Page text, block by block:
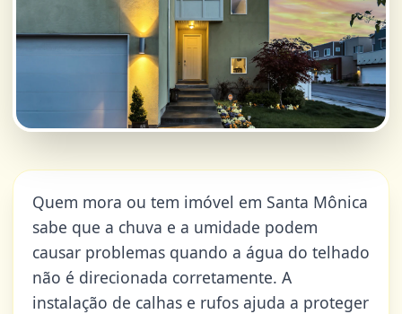
Quem mora ou tem imóvel em Santa Mônica
sabe que a chuva e a umidade podem
causar problemas quando a água do telhado
não é direcionada corretamente. A
instalação de calhas e rufos ajuda a proteger